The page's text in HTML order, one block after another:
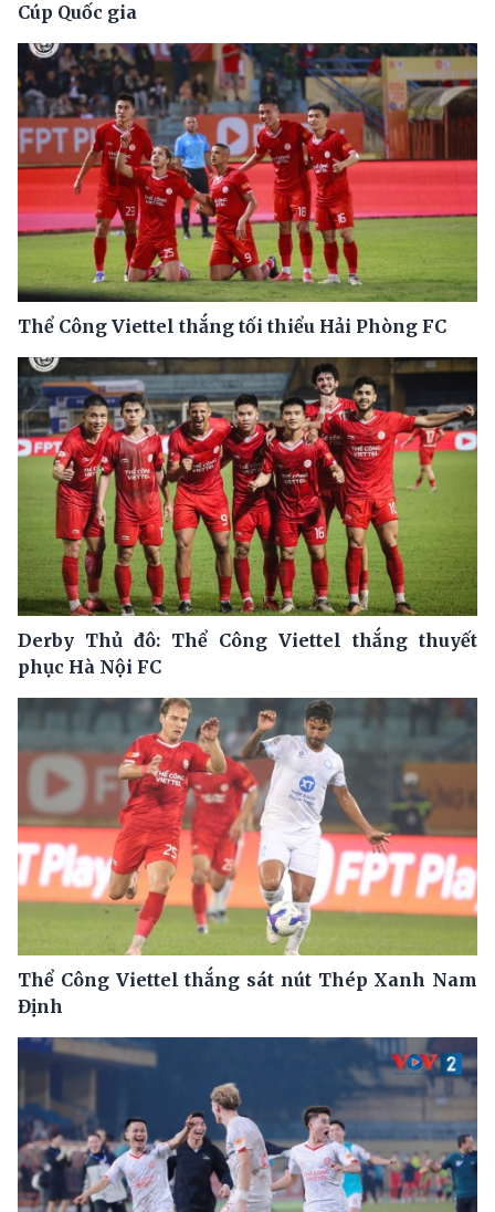
Cúp Quốc gia
Thể Công Viettel thắng tối thiểu Hải Phòng FC
Derby Thủ đô: Thể Công Viettel thắng thuyết
phục Hà Nội FC
Thể Công Viettel thắng sát nút Thép Xanh Nam
Định